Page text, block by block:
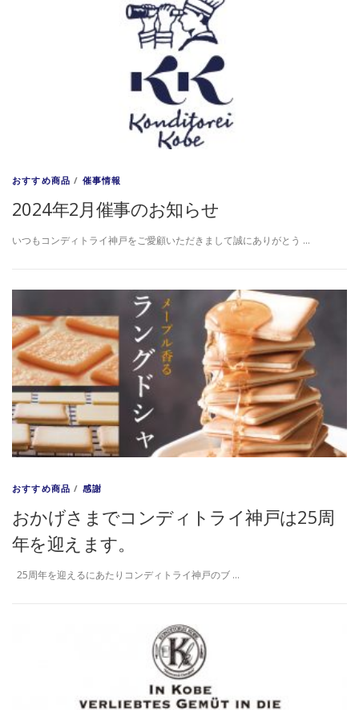
おすすめ商品 / 催事情報
2024年2月催事のお知らせ
いつもコンディトライ神戸をご愛顧いただきまして誠にありがとう …
おすすめ商品 / 感謝
おかげさまでコンディトライ神戸は25周
年を迎えます。
25周年を迎えるにあたりコンディトライ神戸のブ …